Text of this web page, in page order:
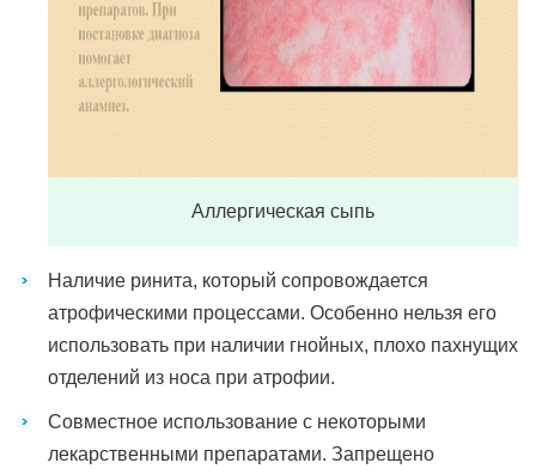
Аллергическая сыпь
Наличие ринита, который сопровождается
атрофическими процессами. Особенно нельзя его
использовать при наличии гнойных, плохо пахнущих
отделений из носа при атрофии.
Совместное использование с некоторыми
лекарственными препаратами. Запрещено